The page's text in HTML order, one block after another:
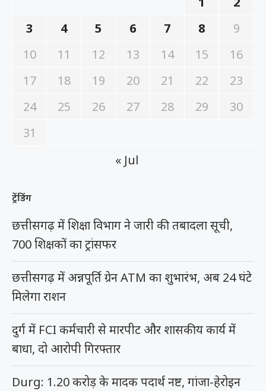
3
4 5 6 7 8
9
10
11 12 13 14 15
16
17
18 19 20 21 22
23
24
25 26 27 28 29
30
31
« Jul
ट्रेंडिंग
छत्तीसगढ़ में शिक्षा विभाग ने जारी की तबादला सूची,
700 शिक्षकों का ट्रांसफर
छत्तीसगढ़ में अन्नपूर्ति ग्रेन ATM का शुभारंभ, अब 24 घंटे
मिलेगा राशन
दुर्ग में FCI कर्मचारी से मारपीट और शासकीय कार्य में
बाधा, दो आरोपी गिरफ्तार
Durg: 1.20 करोड़ के मादक पदार्थ नष्ट, गांजा-हेरोइन